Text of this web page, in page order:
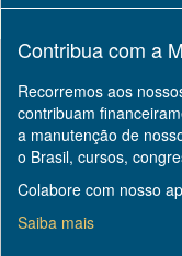
Contribua com a
Recorremos aos
contribuam
a manutenção de
o Brasil, cursos,
Colabore com nosso
Saiba mais